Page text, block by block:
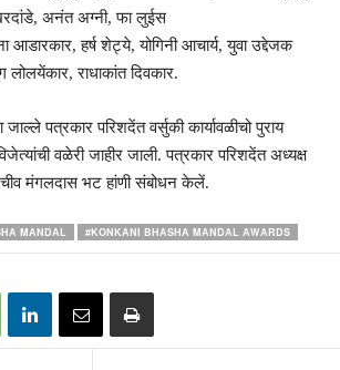
अनंत अग्नी, फा लुईस
आडारकार, हर्ष शेट्ये, योगिनी आचार्य, युवा उद्देजक
लोलयेंकार, राधाकांत दिवकार.
पत्रकार परिशदेंत वर्सुकी कार्यावळीचो पुराय
वळेरी जाहीर जाली. पत्रकार परिशदेंत अध्यक्ष
मंगलदास भट हांणी संबोधन केलें.
MANDAL #KONKANI BHASHA MANDAL AWARDS